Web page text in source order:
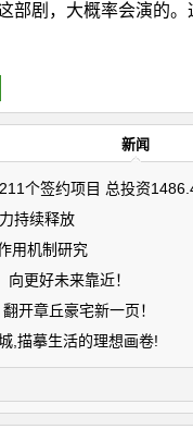
部剧，大概率会演的
新闻
个签约项目 总投资
持续释放
用机制研究
更好未来靠近！
开章丘豪宅新一页！
,描摹生活的理想画卷!